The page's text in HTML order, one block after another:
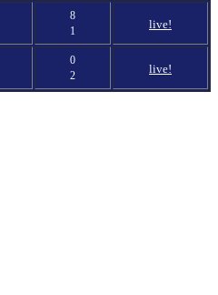
8
1
live!
0
2
live!